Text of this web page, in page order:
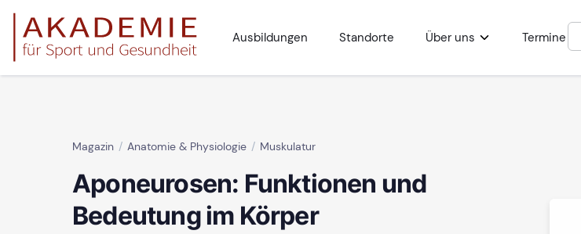
Ausbildungen Standorte Über uns Termine
Magazin Anatomie & Physiologie Muskulatur
Aponeurosen: Funktionen und
Bedeutung im Körper